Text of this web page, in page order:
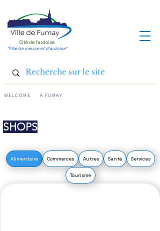
Cité de l'ardoise
"Fille de meuse et d'ardoise"
WELCOME À FUMAY
SHOPS
Alimentaire Commerces Autres Santé Services
Tourisme